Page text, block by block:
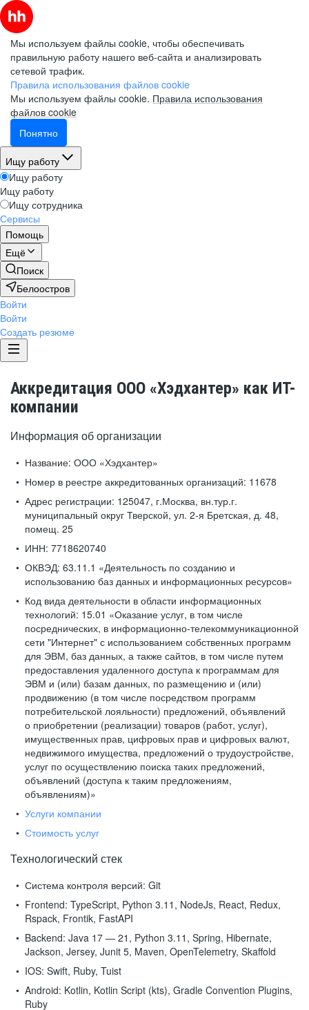
Мы используем файлы cookie, чтобы обеспечивать
правильную работу нашего веб-сайта и анализировать
сетевой трафик.
Правила использования файлов cookie
Мы используем файлы cookie. Правила использования
файлов cookie
Понятно
Ищу работу
Ищу работу
Ищу работу
Ищу сотрудника
Сервисы
Помощь
Ещё
Поиск
Белоостров
Войти
Войти
Создать резюме
Аккредитация ООО «Хэдхантер» как ИТ-
компании
Информация об организации
Название: ООО «Хэдхантер»
Номер в реестре аккредитованных организаций: 11678
Адрес регистрации: 125047, г.Москва, вн.тур.г.
муниципальный округ Тверской, ул. 2-я Бретская, д. 48,
помещ. 25
ИНН: 7718620740
ОКВЭД: 63.11.1 «Деятельность по созданию и
использованию баз данных и информационных ресурсов»
Код вида деятельности в области информационных
технологий: 15.01 «Оказание услуг, в том числе
посреднических, в информационно-телекоммуникационной
сети "Интернет" с использованием собственных программ
для ЭВМ, баз данных, а также сайтов, в том числе путем
предоставления удаленного доступа к программам для
ЭВМ и (или) базам данных, по размещению и (или)
продвижению (в том числе посредством программ
потребительской лояльности) предложений, объявлений
о приобретении (реализации) товаров (работ, услуг),
имущественных прав, цифровых прав и цифровых валют,
недвижимого имущества, предложений о трудоустройстве,
услуг по осуществлению поиска таких предложений,
объявлений (доступа к таким предложениям,
объявлениям)»
Услуги компании
Стоимость услуг
Технологический стек
Система контроля версий: Git
Frontend: TypeScript, Python 3.11, NodeJs, React, Redux,
Rspack, Frontik, FastAPI
Backend: Java 17 — 21, Python 3.11, Spring, Hibernate,
Jackson, Jersey, Junit 5, Maven, OpenTelemetry, Skaffold
IOS: Swift, Ruby, Tuist
Android: Kotlin, Kotlin Script (kts), Gradle Convention Plugins,
Ruby